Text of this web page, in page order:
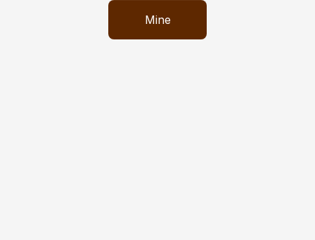
Mine